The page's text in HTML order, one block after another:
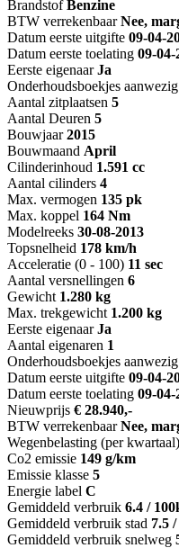
Brandstof Benzine
BTW verrekenbaar Nee,
Datum eerste uitgifte 09-04-
Datum eerste toelating 09-04-
Eerste eigenaar Ja
Onderhoudsboekjes aanwezig
Aantal zitplaatsen 5
Aantal Deuren 5
Bouwjaar 2015
Bouwmaand April
Cilinderinhoud 1.591 cc
Aantal cilinders 4
Max. vermogen 135 pk
Max. koppel 164 Nm
Modelreeks 30-08-2013
Topsnelheid 178 km/h
Acceleratie (0 - 100) 11 sec
Aantal versnellingen 6
Gewicht 1.280 kg
Max. trekgewicht 1.200 kg
Eerste eigenaar Ja
Aantal eigenaren 1
Onderhoudsboekjes aanwezig
Datum eerste uitgifte 09-04-
Datum eerste toelating 09-04-
Nieuwprijs € 28.940,-
BTW verrekenbaar Nee,
Wegenbelasting (per kwartaal)
Co2 emissie 149 g/km
Emissie klasse 5
Energie label C
Gemiddeld verbruik 6.4 /
Gemiddeld verbruik stad 7.5
Gemiddeld verbruik snelweg